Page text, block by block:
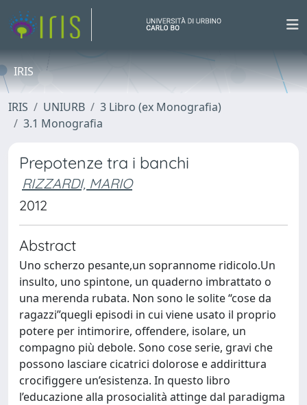
IRIS
IRIS UNIURB
3 Libro (ex Monografia)
3.1 Monografia
Prepotenze tra i banchi
RIZZARDI, MARIO
2012
Abstract
Uno scherzo pesante,un soprannome ridicolo.Un
insulto, uno spintone, un quaderno imbrattato o
una merenda rubata. Non sono le solite “cose da
ragazzi”quegli episodi in cui viene usato il proprio
potere per intimorire, offendere, isolare, un
compagno più debole. Sono cose serie, gravi che
possono lasciare cicatrici dolorose e addirittura
crocifiggere un’esistenza. In questo libro
l’educazione alla prosocialità attinge dal paradigma